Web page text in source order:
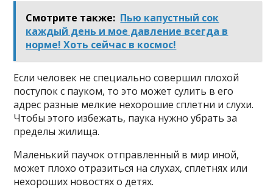
Смотрите также: Пью капустный сок
каждый день и мое давление всегда в
норме! Хоть сейчас в космос!
Если человек не специально совершил плохой
поступок с пауком, то это может сулить в его
адрес разные мелкие нехорошие сплетни и слухи.
Чтобы этого избежать, паука нужно убрать за
пределы жилища.
Маленький паучок отправленный в мир иной,
может плохо отразиться на слухах, сплетнях или
нехороших новостях о детях.